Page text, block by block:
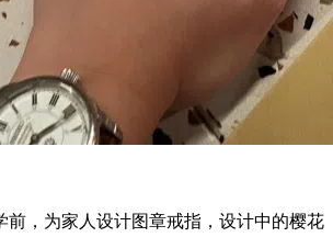
前，为家人设计图章戒指，设计中的樱花